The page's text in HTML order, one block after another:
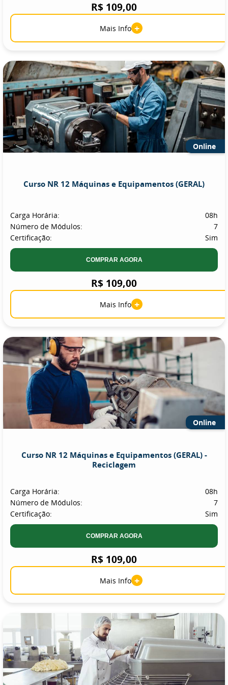
R$ 109,00
Mais Info +
Online
Curso NR 12 Máquinas e Equipamentos (GERAL)
Carga Horária:
08h
Número de Módulos:
7
Certificação:
Sim
COMPRAR AGORA
R$ 109,00
Mais Info +
Online
Curso NR 12 Máquinas e Equipamentos (GERAL) -
Reciclagem
Carga Horária:
08h
Número de Módulos:
7
Certificação:
Sim
COMPRAR AGORA
R$ 109,00
Mais Info +